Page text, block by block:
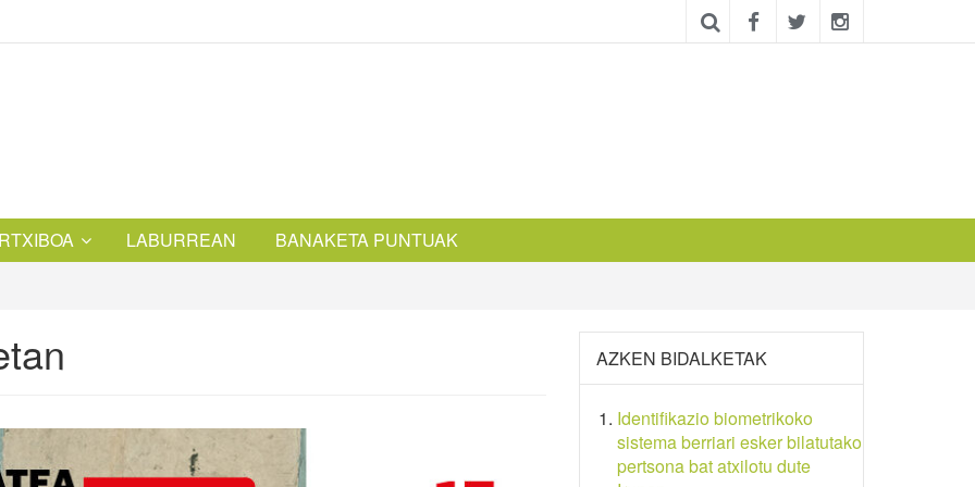
LABURREAN BANAKETA PUNTUAK
AZKEN BIDALKETAK
Identifikazio biometrikoko
sistema berriari esker bilatutako
pertsona bat atxilotu dute